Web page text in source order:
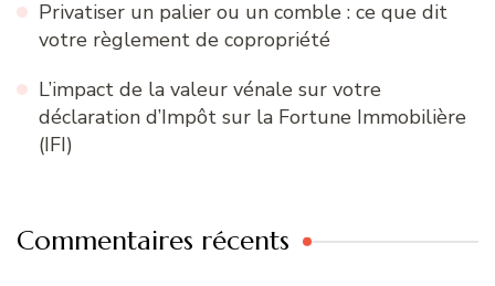
Privatiser un palier ou un comble : ce que dit
votre règlement de copropriété
L’impact de la valeur vénale sur votre
déclaration d’Impôt sur la Fortune Immobilière
(IFI)
Commentaires récents